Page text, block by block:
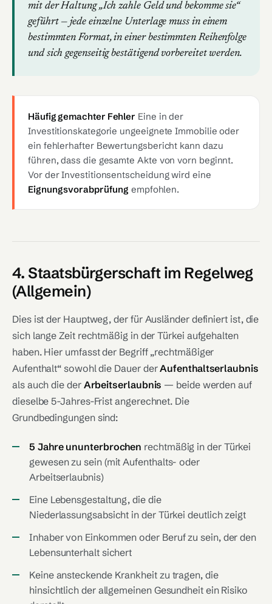
mit der Haltung „Ich zahle Geld und bekomme sie“
geführt — jede einzelne Unterlage muss in einem
bestimmten Format, in einer bestimmten Reihenfolge
und sich gegenseitig bestätigend vorbereitet werden.
Häufig gemachter Fehler Eine in der
Investitionskategorie ungeeignete Immobilie oder
ein fehlerhafter Bewertungsbericht kann dazu
führen, dass die gesamte Akte von vorn beginnt.
Vor der Investitionsentscheidung wird eine
Eignungsvorabprüfung empfohlen.
4. Staatsbürgerschaft im Regelweg
(Allgemein)
Dies ist der Hauptweg, der für Ausländer definiert ist, die
sich lange Zeit rechtmäßig in der Türkei aufgehalten
haben. Hier umfasst der Begriff „rechtmäßiger
Aufenthalt“ sowohl die Dauer derAufenthaltserlaubnis
als auch die der Arbeitserlaubnis — beide werden auf
dieselbe 5-Jahres-Frist angerechnet. Die
Grundbedingungen sind:
5 Jahre ununterbrochen rechtmäßig in der Türkei
gewesen zu sein (mit Aufenthalts- oder
Arbeitserlaubnis)
Eine Lebensgestaltung, die die
Niederlassungsabsicht in der Türkei deutlich zeigt
Inhaber von Einkommen oder Beruf zu sein, der den
Lebensunterhalt sichert
Keine ansteckende Krankheit zu tragen, die
hinsichtlich der allgemeinen Gesundheit ein Risiko